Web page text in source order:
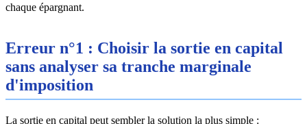
chaque épargnant.
Erreur n°1 : Choisir la sortie en capital
sans analyser sa tranche marginale
d'imposition
La sortie en capital peut sembler la solution la plus simple :